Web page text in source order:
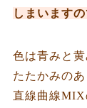
しまいます
色は青みと
たたかみの
直線曲線MIX